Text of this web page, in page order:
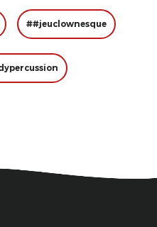
##jeuclownesque